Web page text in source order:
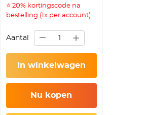
⭐ 20% kortingscode na
bestelling (1x per account)
Aantal
In winkelwagen
Nu kopen